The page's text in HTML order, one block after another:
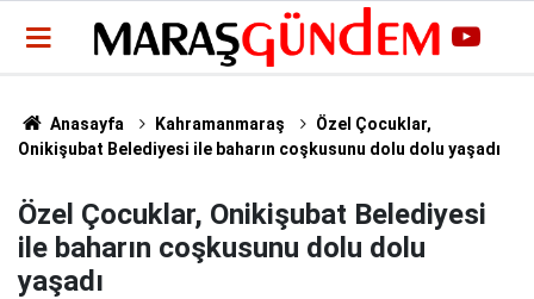
Anasayfa Kahramanmaraş
Özel Çocuklar,
Onikişubat Belediyesi ile baharın coşkusunu dolu dolu yaşadı
Özel Çocuklar, Onikişubat Belediyesi
ile baharın coşkusunu dolu dolu
yaşadı